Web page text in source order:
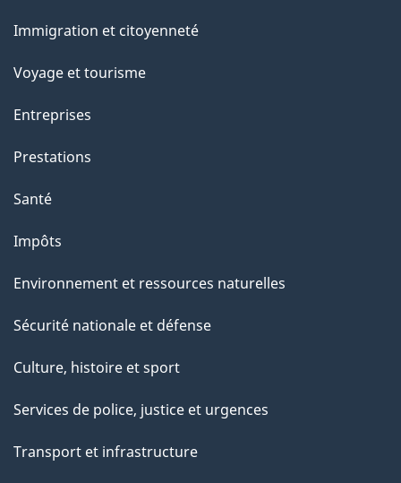
sujets
Immigration et citoyenneté
Voyage et tourisme
Entreprises
Prestations
Santé
Impôts
Environnement et ressources naturelles
Sécurité nationale et défense
Culture, histoire et sport
Services de police, justice et urgences
Transport et infrastructure